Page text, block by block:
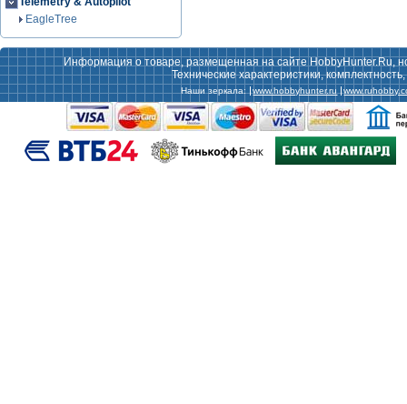
EagleTree
Информация о товаре, размещенная на сайте HobbyHunter.Ru,
Технические характеристики,
Наши зеркала: www.hobbyhunter.ru